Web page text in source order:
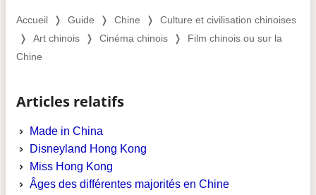
Accueil ❭ Guide ❭ Chine ❭ Culture et civilisation chinoises
❭ Art chinois ❭ Cinéma chinois ❭ Film chinois ou sur la
Chine
Articles relatifs
Made in China
Disneyland Hong Kong
Miss Hong Kong
Âges des différentes majorités en Chine